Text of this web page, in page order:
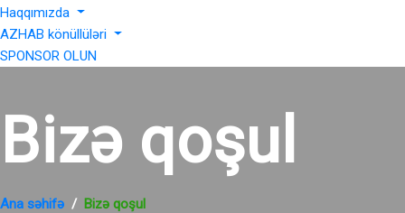
Haqqımızda
AZHAB könüllüləri
SPONSOR OLUN
Bizə qoşul
Ana səhifə Bizə qoşul